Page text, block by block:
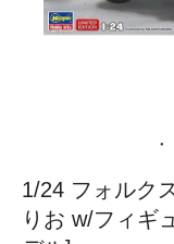
1/24 フォルク
りお w/フィギ